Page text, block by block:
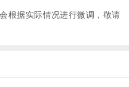
根据实际情况进行微调，敬请